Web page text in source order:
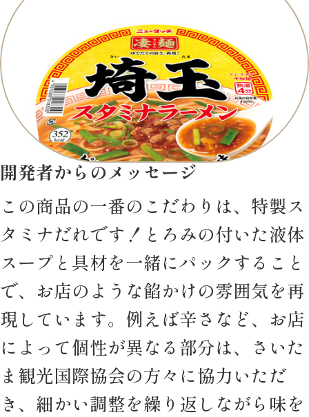
開発者からのメッセージ
この商品の一番のこだわりは、特製ス
タミナだれです！とろみの付いた液体
スープと具材を一緒にパックすること
で、お店のような餡かけの雰囲気を再
現しています。例えば辛さなど、お店
によって個性が異なる部分は、さいた
ま観光国際協会の方々に協力いただ
き、細かい調整を繰り返しながら味を